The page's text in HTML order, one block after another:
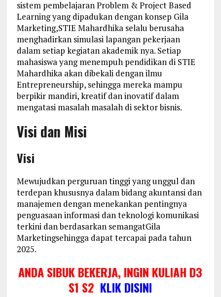
sistem pembelajaran Problem & Project Based
Learning yang dipadukan dengan konsep Gila
Marketing,STIE Mahardhika selalu berusaha
menghadirkan simulasi lapangan pekerjaan
dalam setiap kegiatan akademik nya. Setiap
mahasiswa yang menempuh pendidikan di STIE
Mahardhika akan dibekali dengan ilmu
Entrepreneurship, sehingga mereka mampu
berpikir mandiri, kreatif dan inovatif dalam
mengatasi masalah masalah di sektor bisnis.
Visi dan Misi
Visi
Mewujudkan perguruan tinggi yang unggul dan
terdepan khususnya dalam bidang akuntansi dan
manajemen dengan menekankan pentingnya
penguasaan informasi dan teknologi komunikasi
terkini dan berdasarkan semangatGila
Marketingsehingga dapat tercapai pada tahun
2025.
ANDA SIBUK BEKERJA, INGIN KULIAH D3
S1 S2 KLIK DISINI